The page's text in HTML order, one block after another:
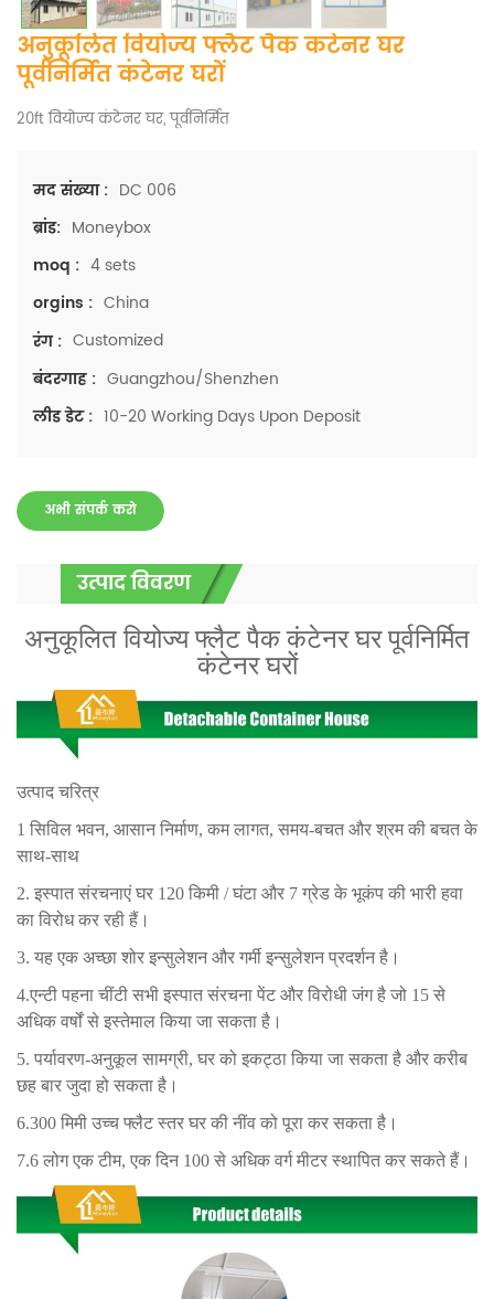
अनुकूलित वियोज्य फ्लैट पैक कंटेनर घर
पूर्वनिर्मित कंटेनर घरों
20ft वियोज्य कंटेनर घर, पूर्वनिर्मित
मद संख्या : DC 006
ब्रांड: Moneybox
moq : 4 sets
orgins : China
रंग : Customized
बंदरगाह : Guangzhou/Shenzhen
लीड डेट : 10-20 Working Days Upon Deposit
अभी संपर्क करो
उत्पाद विवरण
अनुकूलित वियोज्य फ्लैट पैक कंटेनर घर पूर्वनिर्मित
कंटेनर घरों
उत्पाद चरित्र
1 सिविल भवन, आसान निर्माण, कम लागत, समय-बचत और श्रम की बचत के
साथ-साथ
2. इस्पात संरचनाएं घर 120 किमी / घंटा और 7 ग्रेड के भूकंप की भारी हवा
का विरोध कर रही हैं।
3. यह एक अच्छा शोर इन्सुलेशन और गर्मी इन्सुलेशन प्रदर्शन है।
4.एन्टी पहना चींटी सभी इस्पात संरचना पेंट और विरोधी जंग है जो 15 से
अधिक वर्षों से इस्तेमाल किया जा सकता है।
5. पर्यावरण-अनुकूल सामग्री, घर को इकट्ठा किया जा सकता है और करीब
छह बार जुदा हो सकता है।
6.300 मिमी उच्च फ्लैट स्तर घर की नींव को पूरा कर सकता है।
7.6 लोग एक टीम, एक दिन 100 से अधिक वर्ग मीटर स्थापित कर सकते हैं।